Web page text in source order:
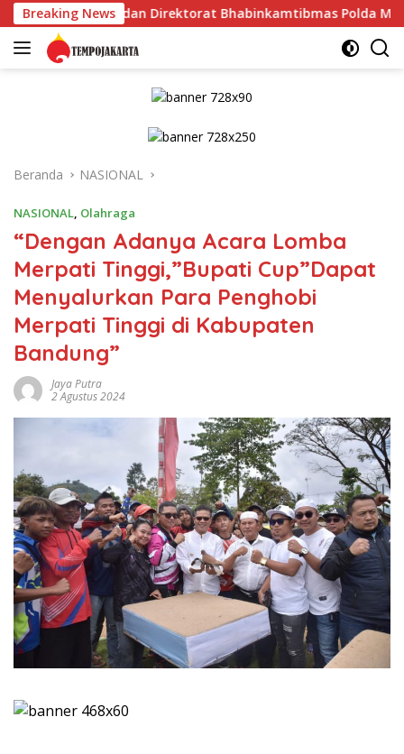
Langsung
ke
konten
Breaking News
dan Direktorat Bhabinkamtibmas Polda Metro Jaya*
Beranda NASIONAL
NASIONAL Olahraga
“Dengan Adanya Acara Lomba
Merpati Tinggi,”Bupati Cup”Dapat
Menyalurkan Para Penghobi
Merpati Tinggi di Kabupaten
Bandung”
Jaya Putra
2 Agustus 2024